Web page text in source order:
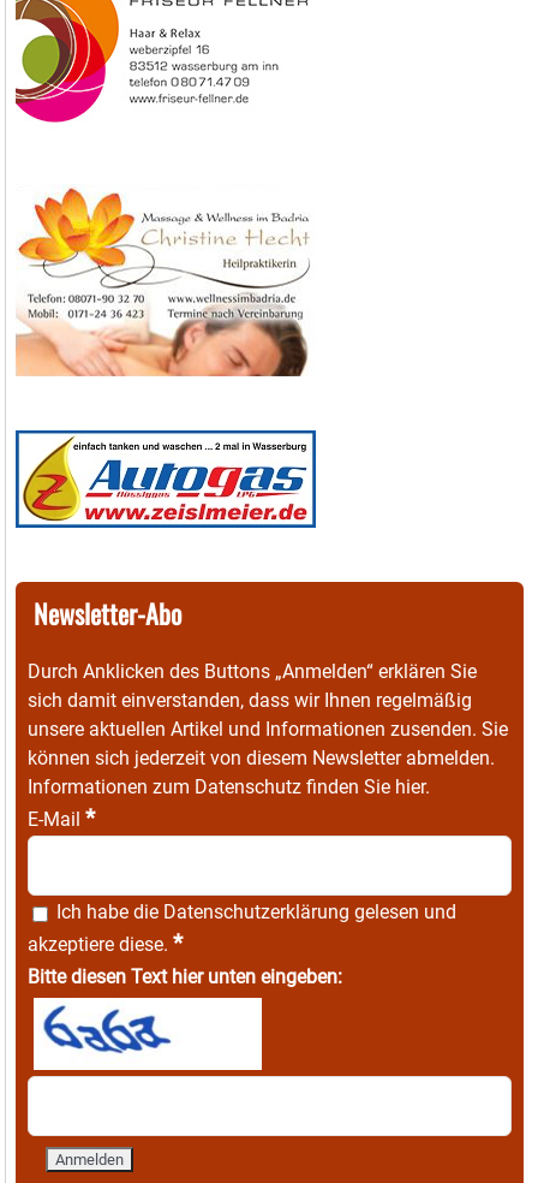
Newsletter-Abo
Durch Anklicken des Buttons „Anmelden“ erklären Sie
sich damit einverstanden, dass wir Ihnen regelmäßig
unsere aktuellen Artikel und Informationen zusenden. Sie
können sich jederzeit von diesem Newsletter abmelden.
Informationen zum Datenschutz finden Sie hier.
E-Mail *
Ich habe die Datenschutzerklärung gelesen und
akzeptiere diese. *
Bitte diesen Text hier unten eingeben: